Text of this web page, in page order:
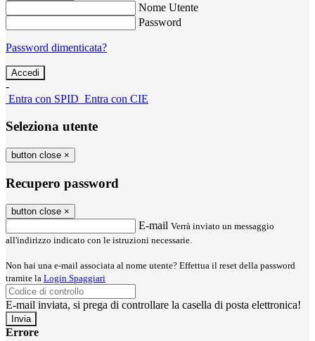
Nome Utente
Password
Password dimenticata?
-
Entra con SPID Entra con CIE
Seleziona utente
button close ×
Recupero password
button close ×
E-mail Verrà inviato un messaggio
all'indirizzo indicato con le istruzioni necessarie.
Non hai una e-mail associata al nome utente? Effettua il reset della password
tramite la Login Spaggiari
E-mail inviata, si prega di controllare la casella di posta elettronica!
Errore